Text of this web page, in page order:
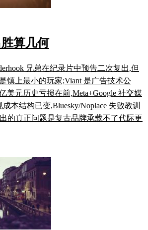
算几何
兄弟在纪录片中预告二次复出,但
镇上最小的玩家;Viant 是广告技术公
美元历史亏损在前,Meta+Google 社交媒
本结构已变,Bluesky/Noplace 失败教训
的真正问题是复古品牌承载不了代际更